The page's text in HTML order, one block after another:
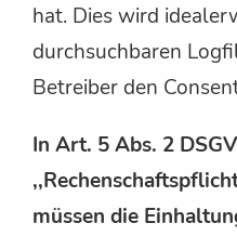
hat. Dies wird
durchsuchbaren
Betreiber den
In Art. 5 Abs. 2
müssen die